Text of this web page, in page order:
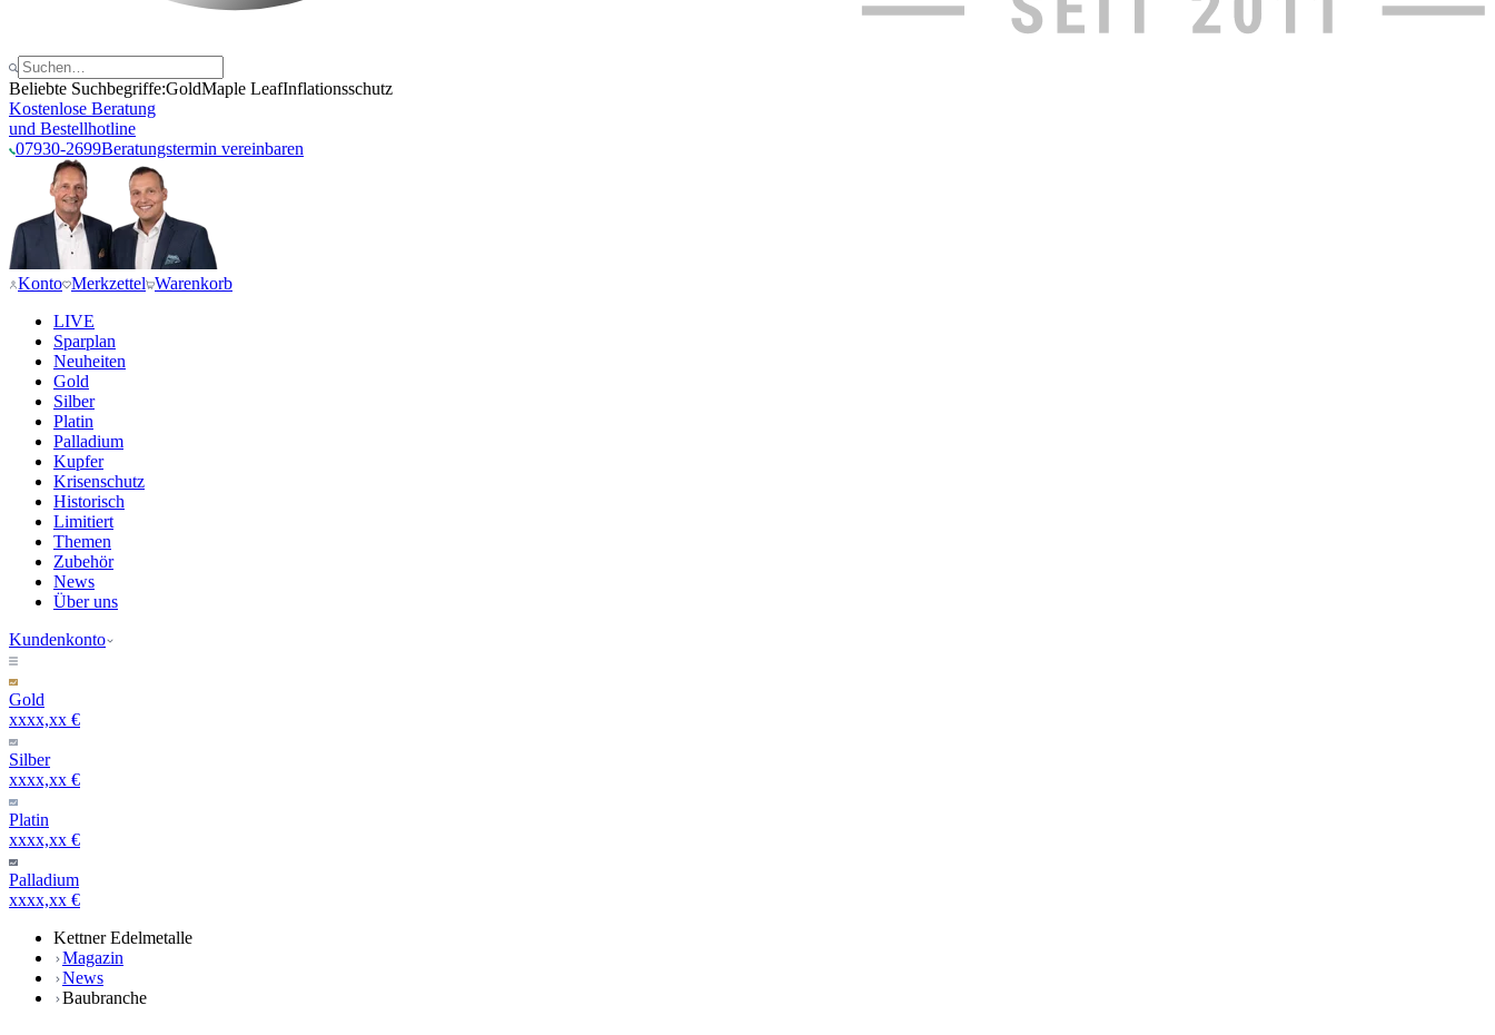
Beliebte Suchbegriffe:GoldMaple LeafInflationsschutz
Kostenlose Beratung
und Bestellhotline
07930-2699Beratungstermin vereinbaren
Konto Merkzettel Warenkorb
LIVE
Sparplan
Neuheiten
Gold
Silber
Platin
Palladium
Kupfer
Krisenschutz
Historisch
Limitiert
Themen
Zubehör
News
Über uns
Kundenkonto
Gold
xxxx,xx €
Silber
xxxx,xx €
Platin
xxxx,xx €
Palladium
xxxx,xx €
Kettner Edelmetalle
Magazin
News
Baubranche